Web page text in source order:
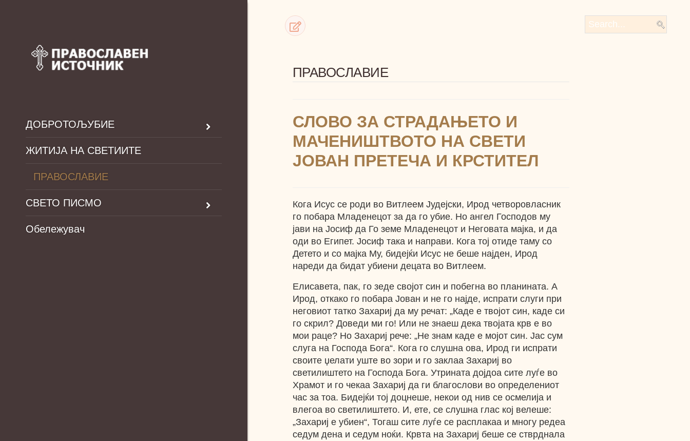
ДОБРОТОЉУБИЕ
ЖИТИЈА НА СВЕТИИТЕ
ПРАВОСЛАВИЕ
СВЕТО ПИСМО
Обележувач
ПРАВОСЛАВИЕ
СЛОВО ЗА СТРАДАЊЕТО И
МАЧЕНИШТВОТО НА СВЕТИ
ЈОВАН ПРЕТЕЧА И КРСТИТЕЛ
Кога Исус се роди во Витлеем Јудејски, Ирод четворовласник
го побара Младенецот за да го убие. Но ангел Господов му
јави на Јосиф да Го земе Младенецот и Неговата мајка, и да
оди во Египет. Јосиф така и направи. Кога тој отиде таму со
Детето и со мајка Му, бидејќи Исус не беше најден, Ирод
нареди да бидат убиени децата во Витлеем.
Елисавета, пак, го зеде својот син и побегна во планината. А
Ирод, откако го побара Јован и не го најде, испрати слуги при
неговиот татко Захариј да му речат: „Каде е твојот син, каде си
го скрил? Доведи ми го! Или не знаеш дека твојата крв е во
мои раце? Но Захариј рече: „Не знам каде е мојот син. Јас сум
слуга на Господа Бога“. Кога го слушна ова, Ирод ги испрати
своите џелати уште во зори и го заклаа Захариј во
светилиштето на Господа Бога. Утрината дојдоа сите луѓе во
Храмот и го чекаа Захариј да ги благослови во определениот
час за тоа. Бидејќи тој доцнеше, некои од нив се осмелија и
влегоа во светилиштето. И, ете, се слушна глас кој велеше:
„Захариј е убиен“, Тогаш сите луѓе се расплакаа и многу редеа
седум дена и седум ноќи. Крвта на Захариј беше се стврднала